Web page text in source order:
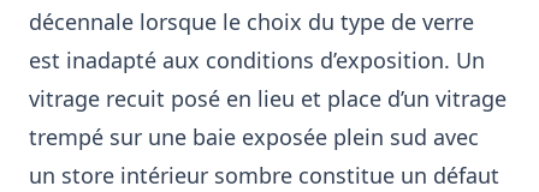
décennale lorsque le choix du type de verre
est inadapté aux conditions d’exposition. Un
vitrage recuit posé en lieu et place d’un vitrage
trempé sur une baie exposée plein sud avec
un store intérieur sombre constitue un défaut